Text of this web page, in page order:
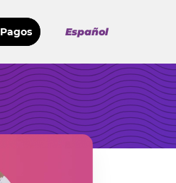
Pagos Español